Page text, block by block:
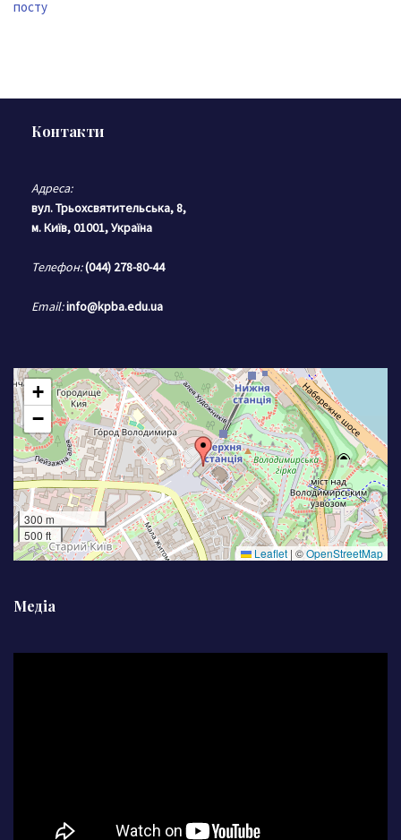
посту
Контакти
Адреса:
вул. Трьохсвятительська, 8,
м. Київ, 01001, Україна
Телефон:(044) 278-80-44
Email:info@kpba.edu.ua
+
−
300 m
500 ft
Leaflet | ©OpenStreetMap
Медіа